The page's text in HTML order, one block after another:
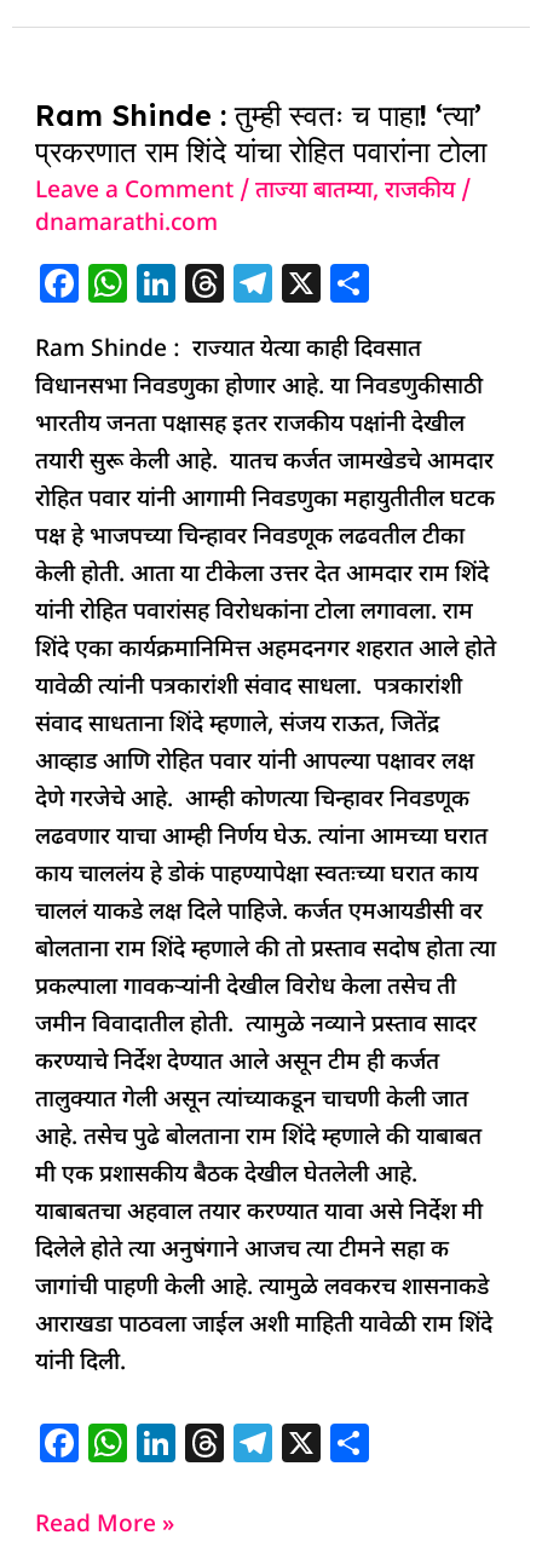
b
o
k
A
p
dI d ra
Ram Shinde : तुम्ही स्वतः च पाहा! ‘त्या’
प्रकरणात राम शिंदे यांचा रोहित पवारांना टोला
Leave a Comment /ताज्या बातम्या,राजकीय/
dnamarathi.com
F
c
e
b
o
o
k
W
at
s
A
p
p
Li
k
e
dI
n
T
re
a
d
s
T
e
g
ra
m
X
ar
e
Ram Shinde : राज्यात येत्या काही दिवसात
विधानसभा निवडणुका होणार आहे. या निवडणुकीसाठी
भारतीय जनता पक्षासह इतर राजकीय पक्षांनी देखील
तयारी सुरू केली आहे. यातच कर्जत जामखेडचे आमदार
रोहित पवार यांनी आगामी निवडणुका महायुतीतील घटक
पक्ष हे भाजपच्या चिन्हावर निवडणूक लढवतील टीका
केली होती. आता या टीकेला उत्तर देत आमदार राम शिंदे
यांनी रोहित पवारांसह विरोधकांना टोला लगावला. राम
शिंदे एका कार्यक्रमानिमित्त अहमदनगर शहरात आले होते
यावेळी त्यांनी पत्रकारांशी संवाद साधला. पत्रकारांशी
संवाद साधताना शिंदे म्हणाले, संजय राऊत, जितेंद्र
आव्हाड आणि रोहित पवार यांनी आपल्या पक्षावर लक्ष
देणे गरजेचे आहे. आम्ही कोणत्या चिन्हावर निवडणूक
लढवणार याचा आम्ही निर्णय घेऊ. त्यांना आमच्या घरात
काय चाललंय हे डोकं पाहण्यापेक्षा स्वतःच्या घरात काय
चाललं याकडे लक्ष दिले पाहिजे. कर्जत एमआयडीसी वर
बोलताना राम शिंदे म्हणाले की तो प्रस्ताव सदोष होता त्या
प्रकल्पाला गावकऱ्यांनी देखील विरोध केला तसेच ती
जमीन विवादातील होती. त्यामुळे नव्याने प्रस्ताव सादर
करण्याचे निर्देश देण्यात आले असून टीम ही कर्जत
तालुक्यात गेली असून त्यांच्याकडून चाचणी केली जात
आहे. तसेच पुढे बोलताना राम शिंदे म्हणाले की याबाबत
मी एक प्रशासकीय बैठक देखील घेतलेली आहे.
याबाबतचा अहवाल तयार करण्यात यावा असे निर्देश मी
दिलेले होते त्या अनुषंगाने आजच त्या टीमने सहा क
जागांची पाहणी केली आहे. त्यामुळे लवकरच शासनाकडे
आराखडा पाठवला जाईल अशी माहिती यावेळी राम शिंदे
यांनी दिली.
F
c
W
at
Li T T X
Shinde
:
तुम्ही
स्वतः
च
पाहा!
‘त्या’
प्रकरणात
राम
शिंदे
यांचा
रोहित
पवारांना
टोला
Read More »